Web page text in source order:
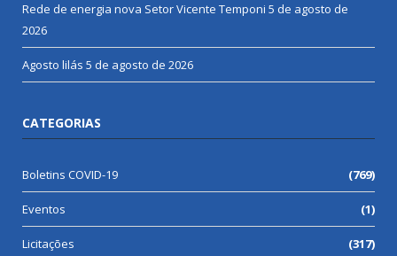
Rede de energia nova Setor Vicente Temponi 5 de agosto de
2026
Agosto lilás 5 de agosto de 2026
CATEGORIAS
Boletins COVID-19 (769)
Eventos (1)
Licitações (317)